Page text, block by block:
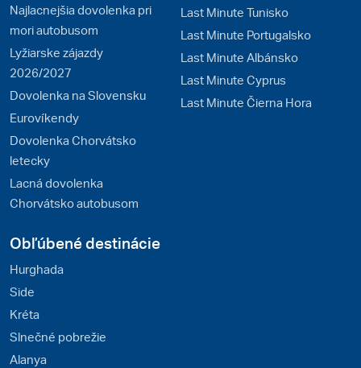
Najlacnejšia dovolenka pri
mori autobusom
Lyžiarske zájazdy
2026/2027
Dovolenka na Slovensku
Eurovíkendy
Dovolenka Chorvátsko
letecky
Lacná dovolenka
Chorvátsko autobusom
Last Minute Tunisko
Last Minute Portugalsko
Last Minute Albánsko
Last Minute Cyprus
Last Minute Čierna Hora
Obľúbené destinácie
Hurghada
Side
Kréta
Slnečné pobrežie
Alanya